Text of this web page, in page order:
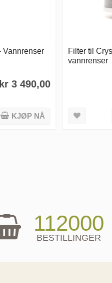
Vannrenser
kr 3 490,00
KJØP NÅ
Filter til
vannrenser
112000
BESTILLINGER